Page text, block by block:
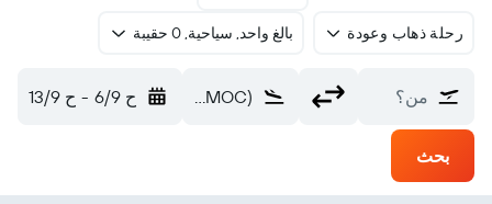
رحلة ذهاب وعودة بالغ واحد, سياحية, 0 حقيبة
من؟ Montes Claros (MOC) ح 6/9 - ح 13/9
بحث